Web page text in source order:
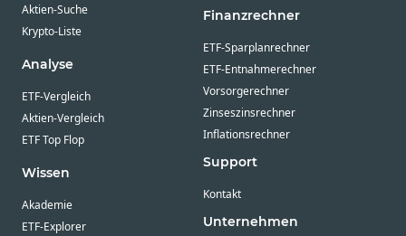
Aktien-Suche
Krypto-Liste
Analyse
ETF-Vergleich
Aktien-Vergleich
ETF Top Flop
Wissen
Akademie
ETF-Explorer
Finanzrechner
ETF-Sparplanrechner
ETF-Entnahmerechner
Vorsorgerechner
Zinseszinsrechner
Inflationsrechner
Support
Kontakt
Unternehmen